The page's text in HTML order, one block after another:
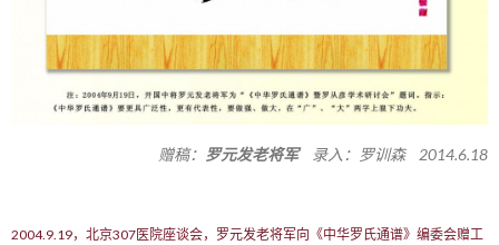
赠稿： 罗元发老将军录入：罗训森 2014.6.18
2004.9.19，北京307医院座谈会，罗元发老将军向《中华罗氏通谱》编委会赠工